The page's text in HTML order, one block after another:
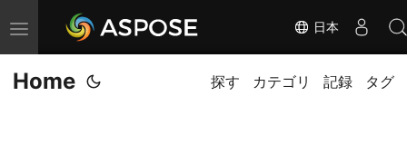
ナ
ビ
ゲ
日本
Home 探す カテゴリ 記録 タグ